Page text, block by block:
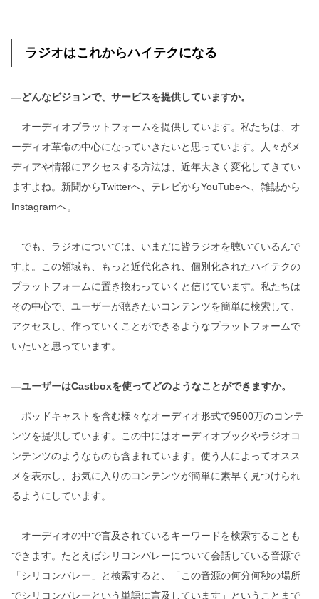
ラジオはこれからハイテクになる
―どんなビジョンで、サービスを提供していますか。
オーディオプラットフォームを提供しています。私たちは、オ
ーディオ革命の中心になっていきたいと思っています。人々がメ
ディアや情報にアクセスする方法は、近年大きく変化してきてい
ますよね。新聞からTwitterへ、テレビからYouTubeへ、雑誌から
Instagramへ。
でも、ラジオについては、いまだに皆ラジオを聴いているんで
すよ。この領域も、もっと近代化され、個別化されたハイテクの
プラットフォームに置き換わっていくと信じています。私たちは
その中心で、ユーザーが聴きたいコンテンツを簡単に検索して、
アクセスし、作っていくことができるようなプラットフォームで
いたいと思っています。
―ユーザーはCastboxを使ってどのようなことができますか。
ポッドキャストを含む様々なオーディオ形式で9500万のコンテ
ンツを提供しています。この中にはオーディオブックやラジオコ
ンテンツのようなものも含まれています。使う人によってオスス
メを表示し、お気に入りのコンテンツが簡単に素早く見つけられ
るようにしています。
オーディオの中で言及されているキーワードを検索することも
できます。たとえばシリコンバレーについて会話している音源で
「シリコンバレー」と検索すると、「この音源の何分何秒の場所
でシリコンバレーという単語に言及しています」ということまで